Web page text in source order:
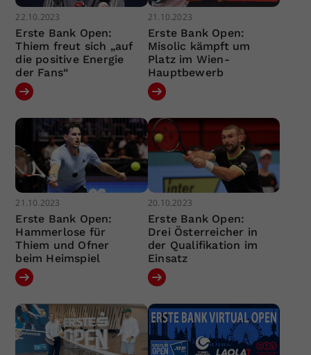
22.10.2023
Erste Bank Open:
Thiem freut sich „auf
die positive Energie
der Fans“
21.10.2023
Erste Bank Open:
Misolic kämpft um
Platz im Wien-
Hauptbewerb
21.10.2023
Erste Bank Open:
Hammerlose für
Thiem und Ofner
beim Heimspiel
20.10.2023
Erste Bank Open:
Drei Österreicher in
der Qualifikation im
Einsatz